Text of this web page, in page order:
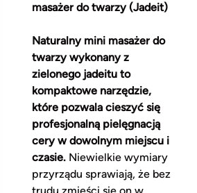
masażer do twarzy (Jadeit)
Naturalny mini masażer do
twarzy wykonany z
zielonego jadeitu to
kompaktowe narzędzie,
które pozwala cieszyć się
profesjonalną pielęgnacją
cery w dowolnym miejscu i
czasie.Niewielkie wymiary
przyrządu sprawiają, że bez